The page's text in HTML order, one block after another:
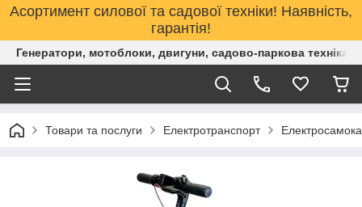
Асортимент силової та садової техніки! Наявність,
гарантія!
Генератори, мотоблоки, двигуни, садово-паркова техніка.
Товари та послуги Електротранспорт